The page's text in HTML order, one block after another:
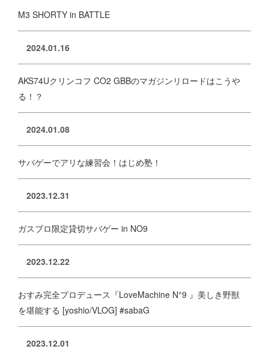
M3 SHORTY in BATTLE
2024.01.16
AKS74Uクリンコフ CO2 GBBのマガジンリロードはこうや
る！？
2024.01.08
サバゲーでアリな練習会！はじめ塾！
2023.12.31
ガスブロ限定貸切サバゲー in NO9
2023.12.22
おすみ完全プロデュース『LoveMachine N°9 』美しき野獣
を堪能する [yoshio/VLOG] #sabaG
2023.12.01